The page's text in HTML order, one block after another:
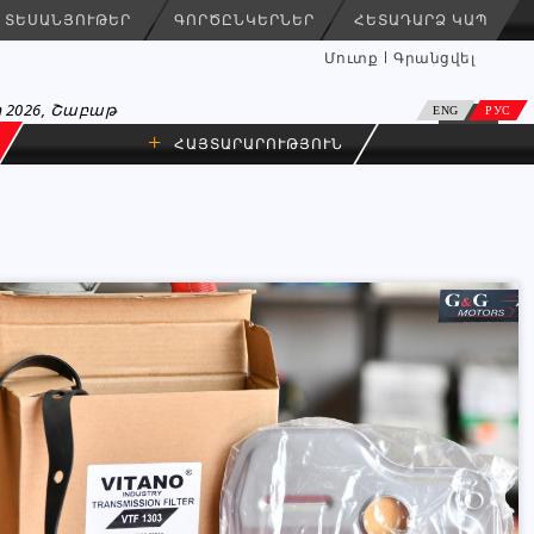
ՏԵՍԱՆՅՈՒԹԵՐ ԳՈՐԾԸՆԿԵՐՆԵՐ ՀԵՏԱԴԱՐՁ ԿԱՊ
Մուտք Գրանցվել
ENG РУС
2026, Շաբաթ
+ ՀԱՅՏԱՐԱՐՈՒԹՅՈՒՆ